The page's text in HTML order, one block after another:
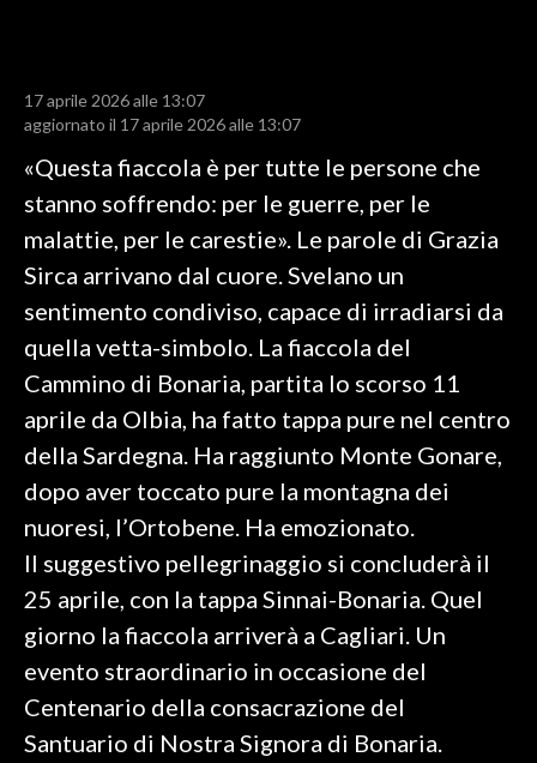
BASKET
MOTORI
ALTRI SPORT
CULTURA
GOSSIP
SALUTE
SARDEGNA TURISMO
SARDI NEL MONDO
NOTIZIE
EVENTI
#CARAUNIONE
17 aprile 2026 alle 13:07
aggiornato il 17 aprile 2026 alle 13:07
«Questa fiaccola è per tutte le persone che
stanno soffrendo: per le guerre, per le
malattie, per le carestie». Le parole di Grazia
Sirca arrivano dal cuore. Svelano un
sentimento condiviso, capace di irradiarsi da
quella vetta-simbolo. La fiaccola del
Cammino di Bonaria, partita lo scorso 11
aprile da Olbia, ha fatto tappa pure nel centro
della Sardegna. Ha raggiunto Monte Gonare,
dopo aver toccato pure la montagna dei
nuoresi, l’Ortobene. Ha emozionato.
Il suggestivo pellegrinaggio si concluderà il
25 aprile, con la tappa Sinnai-Bonaria. Quel
giorno la fiaccola arriverà a Cagliari. Un
evento straordinario in occasione del
Centenario della consacrazione del
Santuario di Nostra Signora di Bonaria.